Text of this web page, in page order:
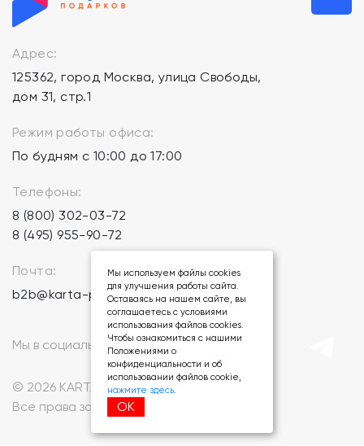
Адрес:
125362, город Москва, улица Свободы,
дом 31, стр.1
Режим работы офиса:
По будням с 10:00 до 17:00
Телефоны:
8 (800) 302-03-72
8 (495) 955-90-72
Почта:
b2b@karta-podarkov.ru
© 2026 KARTA-PODARKOV.RU.
Все права защищены.
Мы в социальных сетях:
Мы используем файлы cookies
для улучшения работы сайта.
Оставаясь на нашем сайте, вы
соглашаетесь с условиями
использования файлов cookies.
Чтобы ознакомиться с нашими
Положениями о
конфиденциальности и об
использовании файлов cookie,
нажмите здесь.
ОК